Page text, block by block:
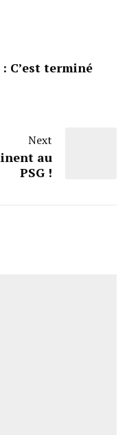
C’est terminé
Next
au
PSG !